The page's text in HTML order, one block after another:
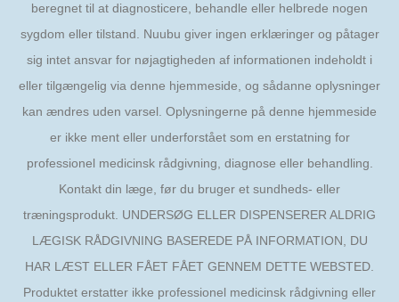
beregnet til at diagnosticere, behandle eller helbrede nogen
sygdom eller tilstand. Nuubu giver ingen erklæringer og påtager
sig intet ansvar for nøjagtigheden af informationen indeholdt i
eller tilgængelig via denne hjemmeside, og sådanne oplysninger
kan ændres uden varsel. Oplysningerne på denne hjemmeside
er ikke ment eller underforstået som en erstatning for
professionel medicinsk rådgivning, diagnose eller behandling.
Kontakt din læge, før du bruger et sundheds- eller
træningsprodukt. UNDERSØG ELLER DISPENSERER ALDRIG
LÆGISK RÅDGIVNING BASEREDE PÅ INFORMATION, DU
HAR LÆST ELLER FÅET FÅET GENNEM DETTE WEBSTED.
Produktet erstatter ikke professionel medicinsk rådgivning eller